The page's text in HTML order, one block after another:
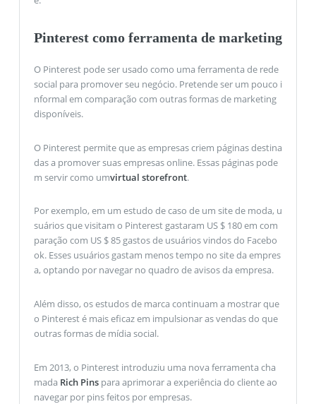
Pinterest como ferramenta de marketing
O Pinterest pode ser usado como uma ferramenta de rede
social para promover seu negócio. Pretende ser um pouco i
nformal em comparação com outras formas de marketing
disponíveis.
O Pinterest permite que as empresas criem páginas destina
das a promover suas empresas online. Essas páginas pode
m servir como umvirtual storefront.
Por exemplo, em um estudo de caso de um site de moda, u
suários que visitam o Pinterest gastaram US $ 180 em com
paração com US $ 85 gastos de usuários vindos do Facebo
ok. Esses usuários gastam menos tempo no site da empres
a, optando por navegar no quadro de avisos da empresa.
Além disso, os estudos de marca continuam a mostrar que
o Pinterest é mais eficaz em impulsionar as vendas do que
outras formas de mídia social.
Em 2013, o Pinterest introduziu uma nova ferramenta cha
mada Rich Pinspara aprimorar a experiência do cliente ao
navegar por pins feitos por empresas.